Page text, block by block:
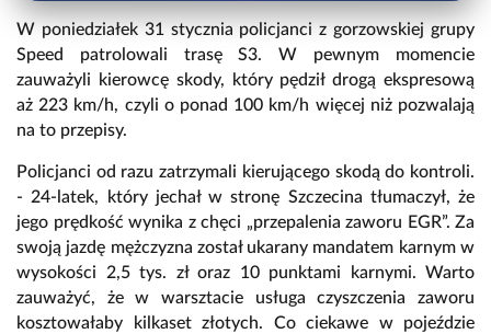
W poniedziałek 31 stycznia policjanci z gorzowskiej grupy
Speed patrolowali trasę S3. W pewnym momencie
zauważyli kierowcę skody, który pędził drogą ekspresową
aż 223 km/h, czyli o ponad 100 km/h więcej niż pozwalają
na to przepisy.
Policjanci od razu zatrzymali kierującego skodą do kontroli.
- 24-latek, który jechał w stronę Szczecina tłumaczył, że
jego prędkość wynika z chęci „przepalenia zaworu EGR”. Za
swoją jazdę mężczyzna został ukarany mandatem karnym w
wysokości 2,5 tys. zł oraz 10 punktami karnymi. Warto
zauważyć, że w warsztacie usługa czyszczenia zaworu
kosztowałaby kilkaset złotych. Co ciekawe w pojeździe